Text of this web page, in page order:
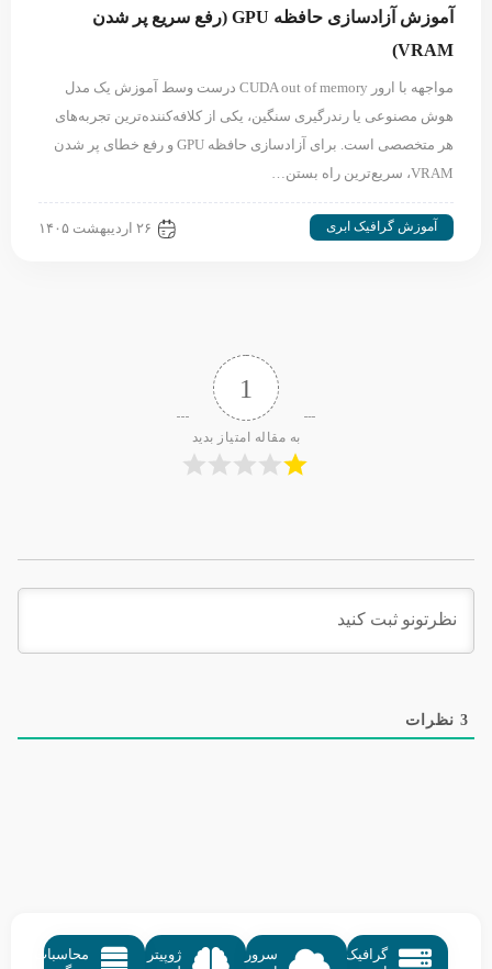
آموزش آزادسازی حافظه GPU (رفع سریع پر شدن
VRAM)
مواجهه با ارور CUDA out of memory درست وسط آموزش یک مدل
هوش مصنوعی یا رندرگیری سنگین، یکی از کلافه‌کننده‌ترین تجربه‌های
هر متخصصی است. برای آزادسازی حافظه GPU و رفع خطای پر شدن
VRAM، سریع‌ترین راه بستن…
آموزش گرافیک ابری ۲۶ اردیبهشت ۱۴۰۵
1
به مقاله امتیاز بدید
3 نظرات
گرافیک
ژوپیتر
سرور
محاسبات